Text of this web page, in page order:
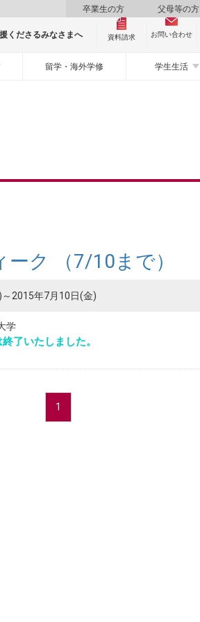
卒業生の方 父母等の方
くださるみなさまへ 資料請求 お問い合わせ
留学・海外学修 学生生活
ク （7/10まで）
2015年7月10日(金)
学
了いたしました。
1